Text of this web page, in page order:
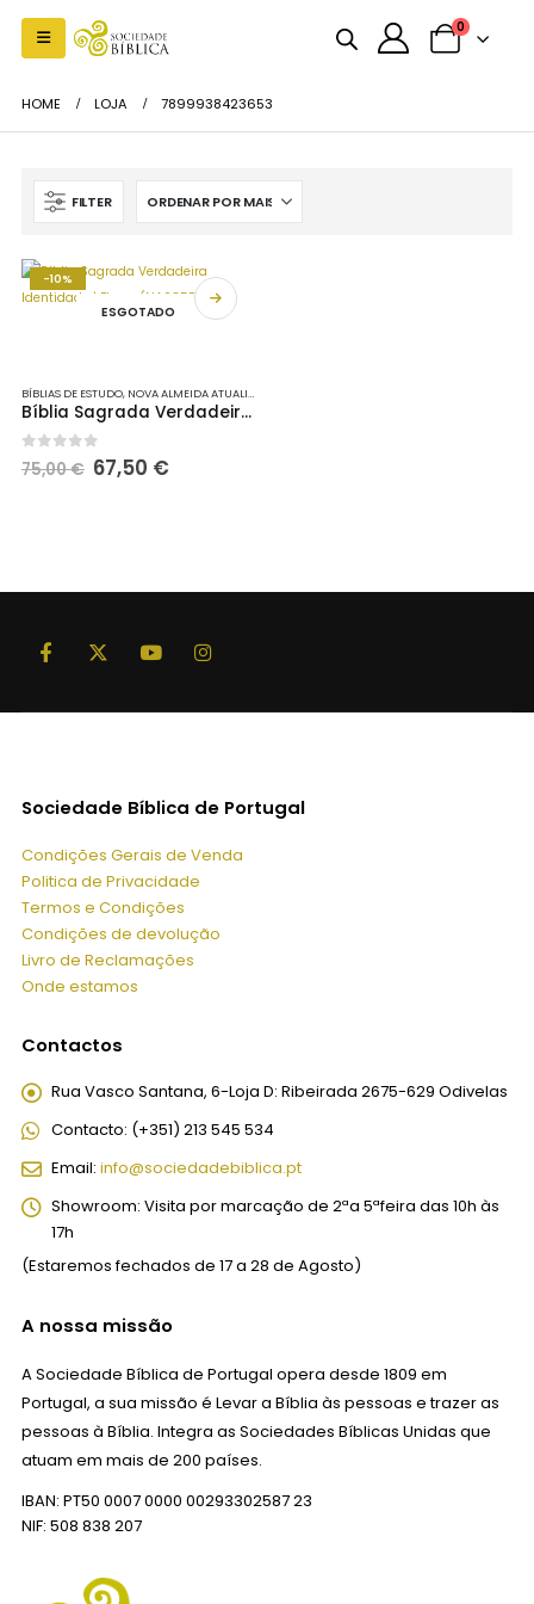
0
HOME LOJA 7899938423653
FILTER
-10%
ESGOTADO
BÍBLIAS DE ESTUDO, NOVA ALMEIDA ATUALIZADA
Bíblia Sagrada Verdadeira Identidade | Flores (NA085BVI)
out of 5
75,00€ O
preço
67,50 €O
Sociedade Bíblica de Portugal
Condições Gerais de Venda
Politica de Privacidade
Termos e Condições
Condições de devolução
Livro de Reclamações
Onde estamos
Contactos
Rua Vasco Santana, 6-Loja D: Ribeirada 2675-629 Odivelas
Contacto: (+351) 213 545 534
Email: info@sociedadebiblica.pt
Showroom: Visita por marcação de 2ªa 5ªfeira das 10h às
17h
(Estaremos fechados de 17 a 28 de Agosto)
A nossa missão
A Sociedade Bíblica de Portugal opera desde 1809 em
Portugal, a sua missão é Levar a Bíblia às pessoas e trazer as
pessoas à Bíblia. Integra as Sociedades Bíblicas Unidas que
atuam em mais de 200 países.
IBAN: PT50 0007 0000 00293302587 23
NIF: 508 838 207